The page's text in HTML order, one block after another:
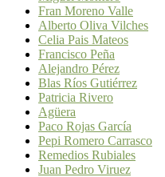
Fran Moreno Valle
Alberto Oliva Vilches
Celia Pais Mateos
Francisco Peña
Alejandro Pérez
Blas Ríos Gutiérrez
Patricia Rivero
Agüera
Paco Rojas García
Pepi Romero Carrasco
Remedios Rubiales
Juan Pedro Viruez